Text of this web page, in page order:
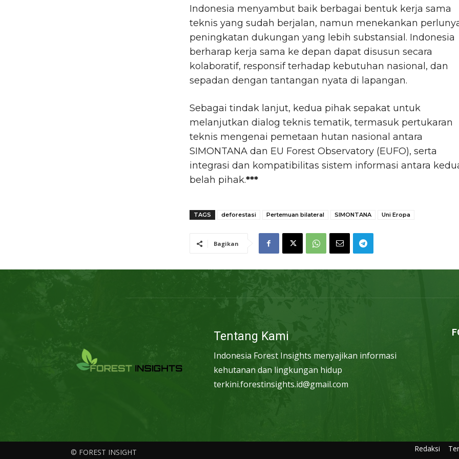
Indonesia menyambut baik berbagai bentuk kerja sama
teknis yang sudah berjalan, namun menekankan
peningkatan dukungan yang lebih substansial. Indonesia
berharap kerja sama ke depan dapat disusun secara
kolaboratif, responsif terhadap kebutuhan nasional, dan
sepadan dengan tantangan nyata di lapangan.
Sebagai tindak lanjut, kedua pihak sepakat untuk
melanjutkan dialog teknis tematik, termasuk pertukaran
teknis mengenai pemetaan hutan nasional antara
SIMONTANA dan EU Forest Observatory (EUFO), serta
integrasi dan kompatibilitas sistem informasi antara
belah pihak.***
TAGS deforestasi Pertemuan bilateral SIMONTANA Uni Eropa
Bagikan
Tentang Kami
Indonesia Forest Insights menyajikan informasi
kehutanan dan lingkungan hidup
terkini.forestinsights.id@gmail.com
© FOREST INSIGHT Redaksi